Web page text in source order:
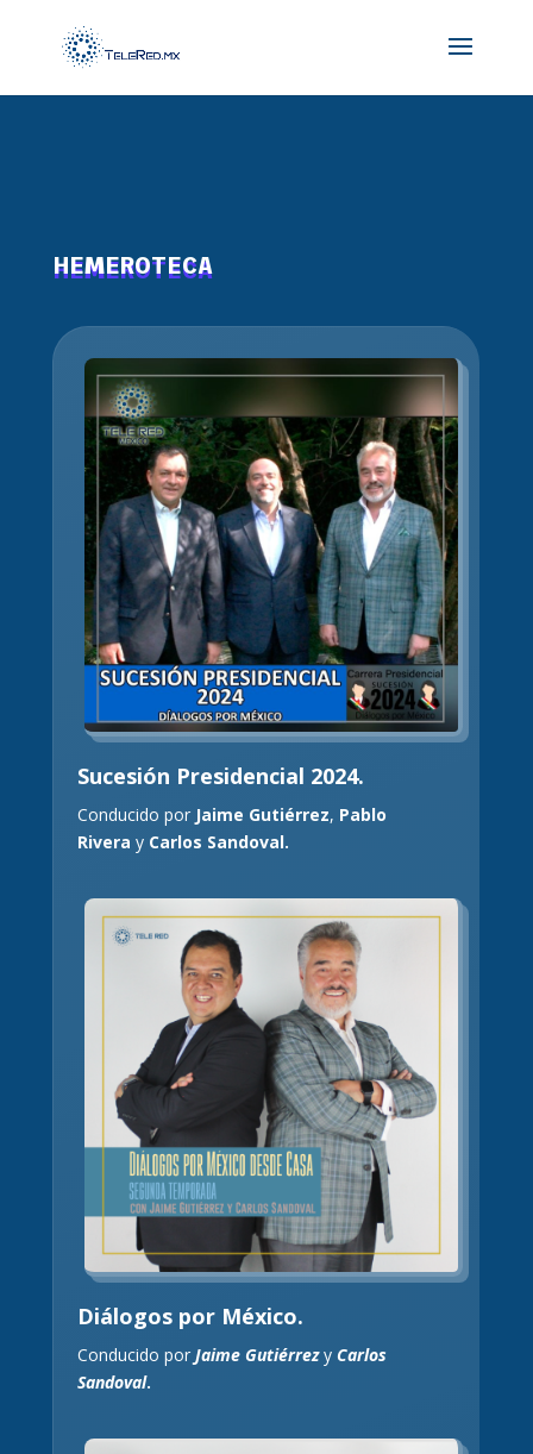
HEMEROTECA
Sucesión Presidencial 2024.
Conducido por Jaime Gutiérrez, Pablo
Rivera y Carlos Sandoval.
Diálogos por México.
Conducido por Jaime Gutiérrezy Carlos
Sandoval.